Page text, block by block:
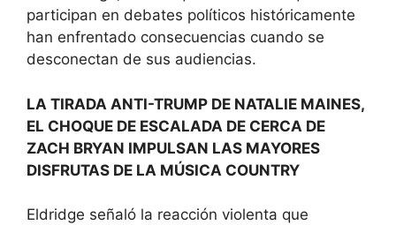
participan en debates políticos históricamente
han enfrentado consecuencias cuando se
desconectan de sus audiencias.
LA TIRADA ANTI-TRUMP DE NATALIE MAINES,
EL CHOQUE DE ESCALADA DE CERCA DE
ZACH BRYAN IMPULSAN LAS MAYORES
DISFRUTAS DE LA MÚSICA COUNTRY
Eldridge señaló la reacción violenta que